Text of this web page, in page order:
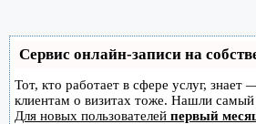
Сервис онлайн-записи на
Тот, кто работает в сфере услуг,
клиентам о визитах тоже. Нашли
Для новых пользователей первый